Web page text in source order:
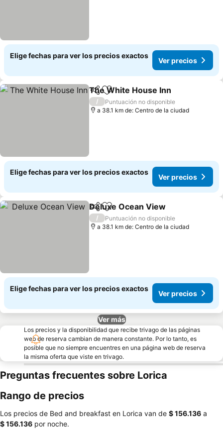
Elige fechas para ver los precios exactos
Ver precios
Compartir
Agregar a favoritos
The White House Inn
/
Puntuación no disponible
a 38.1 km de: Centro de la ciudad
Elige fechas para ver los precios exactos
Ver precios
CompartirAgregar a favoritos
Deluxe Ocean View
/
Puntuación no disponible
a 38.1 km de: Centro de la ciudad
Elige fechas para ver los precios exactos
Ver precios
Ver más
Los precios y la disponibilidad que recibe trivago de las páginas
web de reserva cambian de manera constante. Por lo tanto, es
posible que no siempre encuentres en una página web de reserva
la misma oferta que viste en trivago.
Preguntas frecuentes sobre Lorica
Rango de precios
Los precios de Bed and breakfast en Lorica van de ‎$ 156.136 a
‎$ 156.136 por noche.